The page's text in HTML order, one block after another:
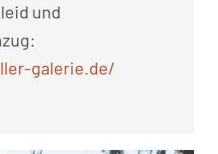
und
galerie.de/